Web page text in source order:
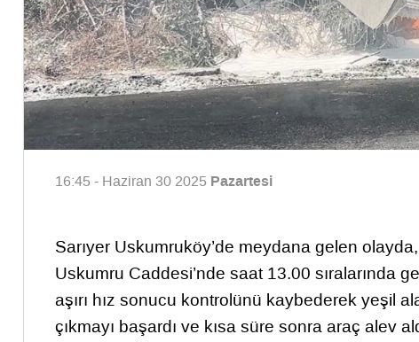
16:45 - Haziran 30 2025 Pazartesi
Sarıyer Uskumruköy’de meydana gelen
Uskumru Caddesi’nde saat 13.00 sıralarında
aşırı hız sonucu kontrolünü kaybederek yeşil
çıkmayı başardı ve kısa süre sonra araç alev